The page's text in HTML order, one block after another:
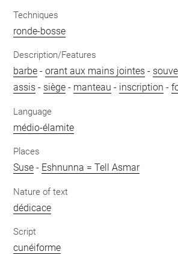
Techniques
ronde-bosse
Description/Features
barbe -orant aux mains jointes -
assis - siège - manteau - inscription -
Language
médio-élamite
Places
Suse - Eshnunna = Tell Asmar
Nature of text
dédicace
Script
cunéiforme